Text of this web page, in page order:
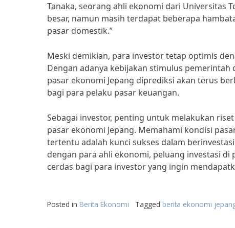
Tanaka, seorang ahli ekonomi dari Universitas
besar, namun masih terdapat beberapa
pasar domestik.”
Meski demikian, para investor tetap optimis
Dengan adanya kebijakan stimulus
pasar ekonomi Jepang diprediksi akan terus
bagi para pelaku pasar keuangan.
Sebagai investor, penting untuk melakukan
pasar ekonomi Jepang. Memahami kondisi
tertentu adalah kunci sukses dalam
dengan para ahli ekonomi, peluang investasi
cerdas bagi para investor yang ingin
Posted in Berita Ekonomi Tagged berita ekonomi